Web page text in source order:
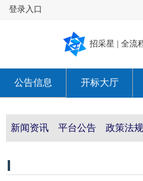
登录入口
招采星 | 全流
公告信息 开标大厅
新闻资讯
平台公告 政策法规